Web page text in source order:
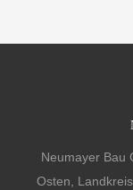
Neumayer Bau
Osten,